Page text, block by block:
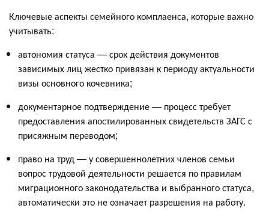
Ключевые аспекты семейного комплаенса, которые важно
учитывать:
автономия статуса — срок действия документов
зависимых лиц жестко привязан к периоду актуальности
визы основного кочевника;
документарное подтверждение — процесс требует
предоставления апостилированных свидетельств ЗАГС с
присяжным переводом;
право на труд — у совершеннолетних членов семьи
вопрос трудовой деятельности решается по правилам
миграционного законодательства и выбранного статуса,
автоматически это не означает разрешения на работу.